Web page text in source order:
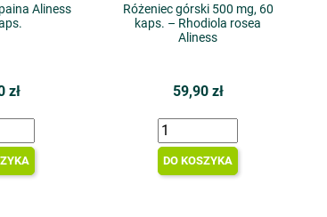
Aliness
zł
Różeniec górski 500 mg, 60
kaps. – Rhodiola rosea
Aliness
59,90 zł
DO KOSZYKA